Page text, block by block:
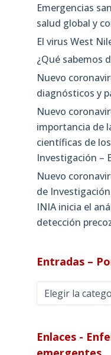
Emergencias
salud global y
El virus West
¿Qué sabemos
Nuevo
diagnósticos y
Nuevo
importancia de
científicas de
Investigación –
Nuevo
de
INIA inicia el
detección
Entradas –
Entradas
–
categorías
Enlaces -